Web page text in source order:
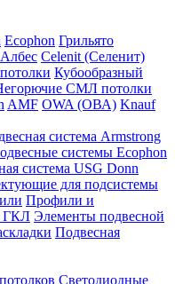
Ecophon Грильято
Албес Celenit (Селенит)
Кубообразный
СМЛ потолки
AMF OWA (ОВА) Knauf
система Armstrong
системы Ecophon
система USG Donn
для подсистемы
Профили и
ГКЛ Элементы подвесной
Подвесная
Светодиодные